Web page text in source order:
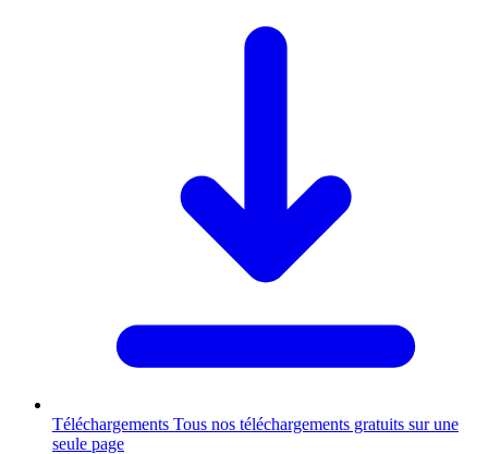
Téléchargements Tous nos téléchargements gratuits sur une
seule page